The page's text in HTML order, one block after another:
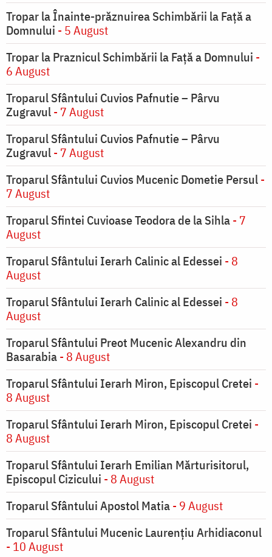
Tropar la Înainte-prăznuirea Schimbării la Faţă a
Domnului - 5 August
Tropar la Praznicul Schimbării la Faţă a Domnului -
6 August
Troparul Sfântului Cuvios Pafnutie – Pârvu
Zugravul- 7 August
Troparul Sfântului Cuvios Pafnutie – Pârvu
Zugravul- 7 August
Troparul Sfântului Cuvios Mucenic Dometie Persul-
7 August
Troparul Sfintei Cuvioase Teodora de la Sihla- 7
August
Troparul Sfântului Ierarh Calinic al Edessei - 8
August
Troparul Sfântului Ierarh Calinic al Edessei - 8
August
Troparul Sfântului Preot Mucenic Alexandru din
Basarabia- 8 August
Troparul Sfântului Ierarh Miron, Episcopul Cretei -
8 August
Troparul Sfântului Ierarh Miron, Episcopul Cretei -
8 August
Troparul Sfântului Ierarh Emilian Mărturisitorul,
Episcopul Cizicului - 8 August
Troparul Sfântului Apostol Matia- 9 August
Troparul Sfântului Mucenic Laurențiu Arhidiaconul
- 10 August